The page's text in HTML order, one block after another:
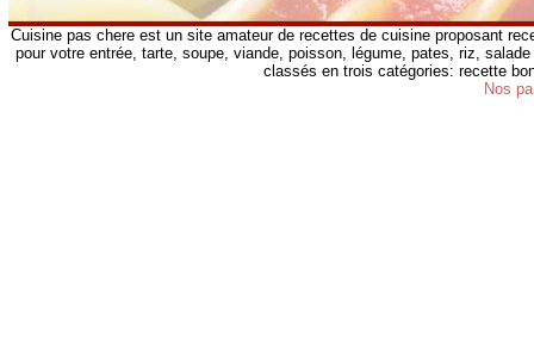
Cuisine pas chere est un site amateur de recettes de cuisine proposant
pour votre entrée, tarte, soupe, viande, poisson, légume, pates, riz,
classés en trois catégories: recette
Nos